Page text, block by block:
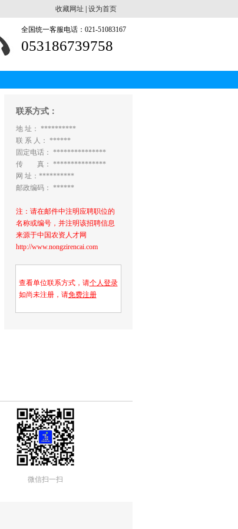
收藏网址 设为首页
全国统一客服电话：021-51083167
053186739758
联系方式：
地 址： **********
联 系 人： ******
固定电话： ***************
传 真： ***************
网 址：**********
邮政编码： ******
注：请在邮件中注明应聘职位的
名称或编号，并注明该招聘信息
来源于中国农资人才网
http://www.nongzirencai.com
查看单位联系方式，请个人登录
如尚未注册，请免费注册
微信扫一扫